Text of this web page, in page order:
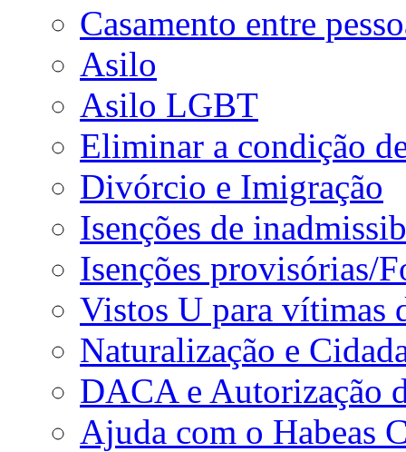
Casamento entre
Asilo
Asilo LGBT
Eliminar a condição
Divórcio e Imigração
Isenções de
Isenções provisórias/
Vistos U para vítimas
Naturalização e
DACA e Autorização
Ajuda com o Habeas